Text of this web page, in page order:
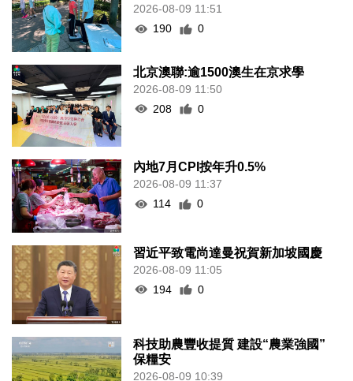
2026-08-09 11:51
190
0
北京澳聯:逾1500澳生在京求學
2026-08-09 11:50
208
0
內地7月CPI按年升0.5%
2026-08-09 11:37
114
0
習近平致電尚達曼祝賀新加坡國慶
2026-08-09 11:05
194
0
科技助農豐收提質 建設“農業強國”
保糧安
2026-08-09 10:39